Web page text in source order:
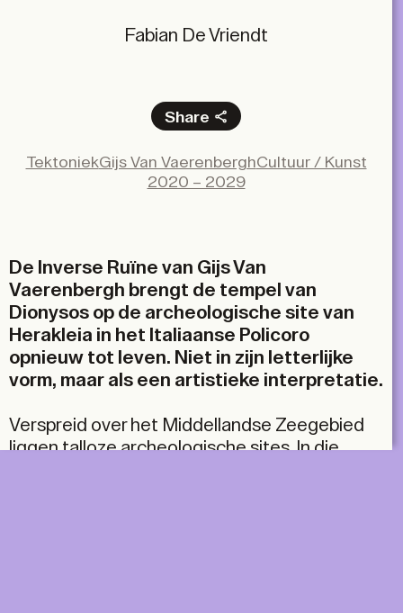
Fabian De Vriendt
Share
X
TektoniekGijs Van VaerenberghCultuur / Kunst
2020 – 2029
De Inverse Ruïne van Gijs Van
Vaerenbergh brengt de tempel van
Dionysos op de archeologische site van
Herakleia in het Italiaanse Policoro
opnieuw tot leven. Niet in zijn letterlijke
vorm, maar als een artistieke interpretatie.
Verspreid over het Middellandse Zeegebied
liggen talloze archeologische sites. In die